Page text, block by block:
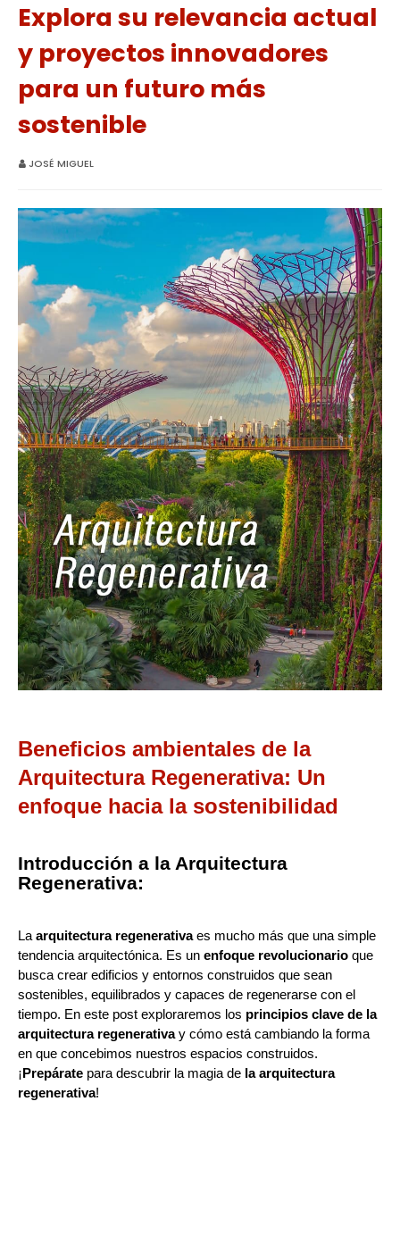
Explora su relevancia actual
y proyectos innovadores
para un futuro más
sostenible
JOSÉ MIGUEL
Beneficios ambientales de la
Arquitectura Regenerativa: Un
enfoque hacia la sostenibilidad
Introducción a la Arquitectura
Regenerativa:
La arquitectura regenerativaes mucho más que una simple
tendencia arquitectónica. Es un enfoque revolucionario que
busca crear edificios y entornos construidos que sean
sostenibles, equilibrados y capaces de regenerarse con el
tiempo. En este post exploraremos los principios clave de la
arquitectura regenerativay cómo está cambiando la forma
en que concebimos nuestros espacios construidos.
¡Prepárate para descubrir la magia de la arquitectura
regenerativa!